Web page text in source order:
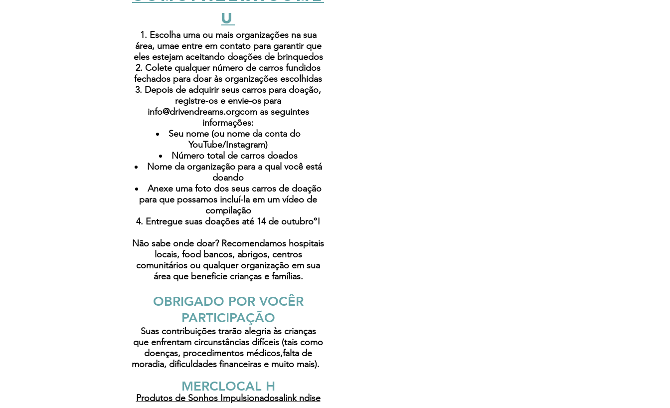
U
1. Escolha uma ou mais organizações na sua
área, umae entre em contato para garantir que
eles estejam aceitando doações de brinquedos
2. Colete qualquer número de carros fundidos
fechados para doar às organizações escolhidas
3. Depois de adquirir seus carros para doação,
registre-os e envie-os para
info@drivendreams.orgcom as seguintes
informações:
Seu nome (ou nome da conta do
YouTube/Instagram)
Número total de carros doados
Nome da organização para a qual você está
doando
Anexe uma foto dos seus carros de doação
para que possamos incluí-la em um vídeo de
compilação
4. Entregue suas doações até 14 de outubroº!
Não sabe onde doar? Recomendamos hospitais
locais, food bancos, abrigos, centros
comunitários ou qualquer organização em sua
área que beneficie crianças e famílias.
OBRIGADO POR VOCÊR
PARTICIPAÇÃO
Suas contribuições trarão alegria às crianças
que enfrentam circunstâncias difíceis (tais como
doenças, procedimentos médicos,falta de
moradia, dificuldades financeiras e muito mais).
MERCLOCAL H
Produtos de Sonhos Impulsionadosalink ndise